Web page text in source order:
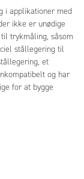
i applikationer med
ikke er unødige
trykmåling, såsom
stållegering til
et
og har
for at bygge
beskyttelse
krav.
forskellige
os for yderligere